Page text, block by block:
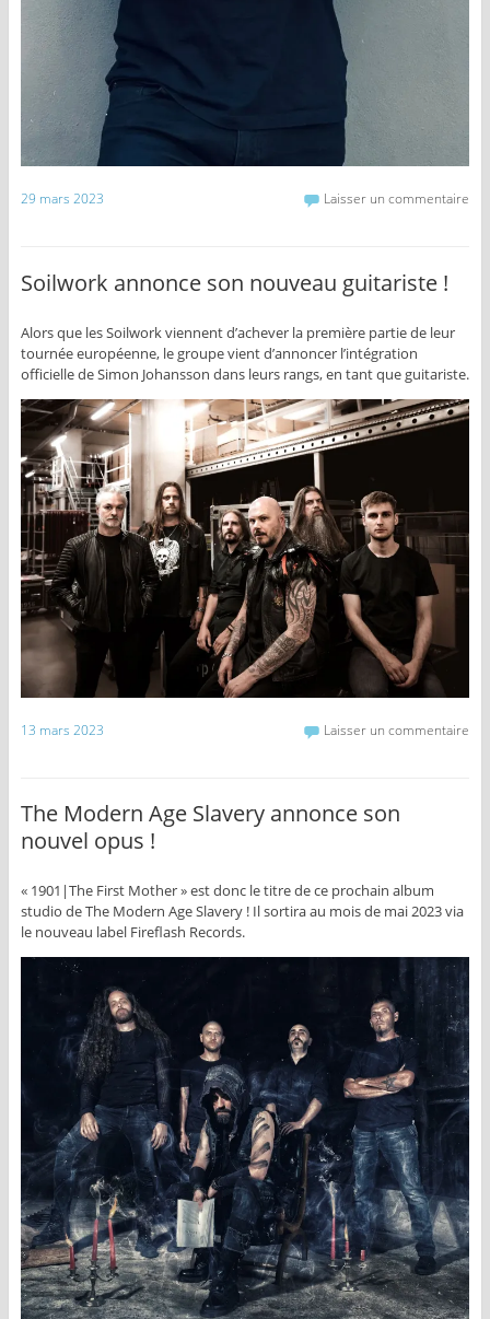
29 mars 2023 Laisser un commentaire
Soilwork annonce son nouveau guitariste !
Alors que les Soilwork viennent d’achever la première partie de leur
tournée européenne, le groupe vient d’annoncer l’intégration
officielle de Simon Johansson dans leurs rangs, en tant que guitariste.
13 mars 2023 Laisser un commentaire
The Modern Age Slavery annonce son
nouvel opus !
« 1901|The First Mother » est donc le titre de ce prochain album
studio de The Modern Age Slavery ! Il sortira au mois de mai 2023 via
le nouveau label Fireflash Records.